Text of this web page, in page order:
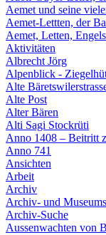
Aemet und seine
Aemet-Lettten, der
Aemet, Letten,
Aktivitäten
Albrecht Jörg
Alpenblick -
Alte
Alte Post
Alter Bären
Alti Sagi Stockrüti
Anno 1408 – Beitritt
Anno 741
Ansichten
Arbeit
Archiv
Archiv- und
Archiv-Suche
Aussenwachten von